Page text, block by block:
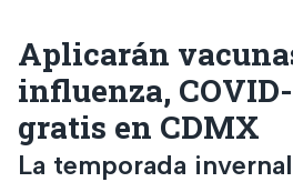
Aplicarán
influenza,
gratis en CDMX
La temporada